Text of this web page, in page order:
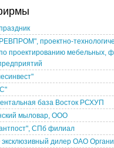
проектно-
проектированию мебельных,
база Восток РСХУП
мыловар, ООО
СПб филиал
дилер ОАО